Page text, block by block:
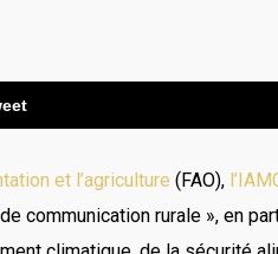
et l’agriculture (FAO),
rurale », en